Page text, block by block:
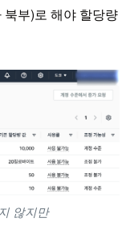
부)로 해야 할당량
않지만